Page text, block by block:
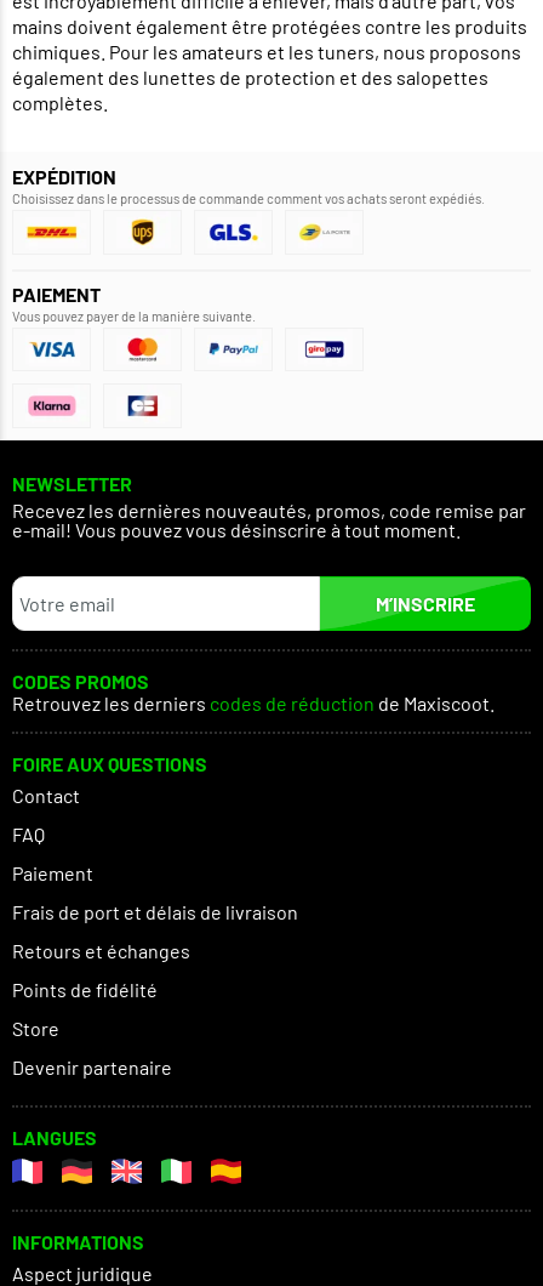
mains doivent également être protégées contre les produits
chimiques. Pour les amateurs et les tuners, nous proposons
également des lunettes de protection et des salopettes
complètes.
EXPÉDITION
Choisissez dans le processus de commande comment vos achats seront expédiés.
PAIEMENT
Vous pouvez payer de la manière suivante.
NEWSLETTER
Recevez les dernières nouveautés, promos, code remise par
e-mail! Vous pouvez vous désinscrire à tout moment.
M’INSCRIRE
CODES PROMOS
Retrouvez les derniers codes de réduction de Maxiscoot.
FOIRE AUX QUESTIONS
Contact
FAQ
Paiement
Frais de port et délais de livraison
Retours et échanges
Points de fidélité
Store
Devenir partenaire
LANGUES
INFORMATIONS
Aspect juridique